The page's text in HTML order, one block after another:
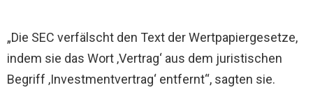
„Die SEC verfälscht den Text der Wertpapiergesetze,
indem sie das Wort ‚Vertrag‘ aus dem juristischen
Begriff ‚Investmentvertrag‘ entfernt“, sagten sie.